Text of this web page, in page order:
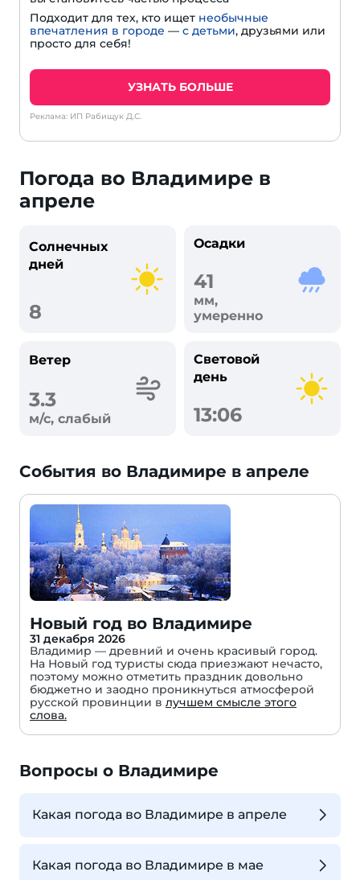
Подходит для тех, кто ищет необычные
впечатления в городе — с детьми, друзьями или
просто для себя!
УЗНАТЬ БОЛЬШЕ
Реклама: ИП Рабищук Д.С.
Погода во Владимире в
апреле
Солнечных
дней
8
Осадки
41
мм,
умеренно
Ветер
3.3
м/с, слабый
Световой
день
13:06
События во Владимире в апреле
Новый год во Владимире
31 декабря 2026
Владимир — древний и очень красивый город.
На Новый год туристы сюда приезжают нечасто,
поэтому можно отметить праздник довольно
бюджетно и заодно проникнуться атмосферой
русской провинции в лучшем смысле этого
слова.
Вопросы о Владимире
Какая погода во Владимире в апреле
Какая погода во Владимире в мае